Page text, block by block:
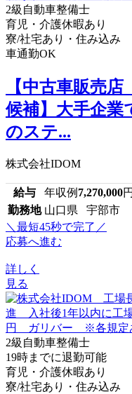
2級自動車整備士
育児・介護休暇あり
寮/社宅あり・住み込み
車通勤OK
【中古車販売
候補】大手企業
のステ...
株式会社IDOM
給与 年収例 7,270,000円
勤務地 山口県 宇部市
＼最短45秒で完了／
応募へ進む
詳しく
見る
2級自動車整備士
19時までに退勤可能
育児・介護休暇あり
寮/社宅あり・住み込み